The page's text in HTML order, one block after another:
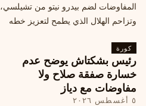
المفاوضات لضم بيدرو نيتو من تشيلسي،
وتزاحم الهلال الذي يطمح لتعزيز خطه
كورة
رئيس بشكتاش يوضح عدم
خسارة صفقة صلاح ولا
مفاوضات مع دياز
٥ أغسطس ٢٠٢٦